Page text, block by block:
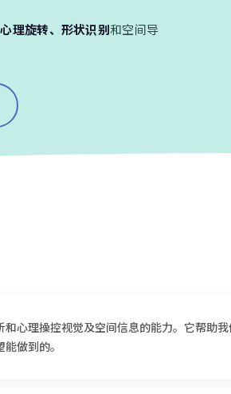
理旋转、形状识别和空间导
和心理操控视觉及空间信息的能力。它帮助
做到的。